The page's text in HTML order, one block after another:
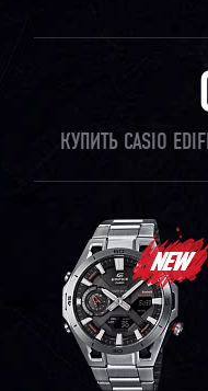
КУПИТЬ CASIO